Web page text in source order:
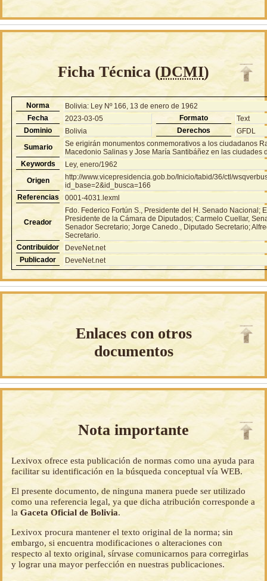
Ficha Técnica (DCMI)
Norma
Bolivia: Ley Nº 166, 13 de enero de 1962
Fecha
2023-03-05 Formato
Text
Dominio
Bolivia Derechos
GFDL
Sumario
Se erigirán monumentos conmemorativos a los ciudadanos
Macedonio Salinas y Jose María Santibáñez en las ciudades
Keywords
Ley, enero/1962
Origen
http://www.vicepresidencia.gob.bo/Inicio/tabid/36/ctl/
id_base=2&id_busca=166
Referencias
0001-4031.lexml
Creador
Fdo. Federico Fortún S., Presidente del H. Senado Nacional;
Presidente de la Cámara de Diputados; Carmelo Cuellar,
Senador Secretario; Jorge Canedo., Diputado Secretario;
Secretario.
Contribuidor
DeveNet.net
Publicador
DeveNet.net
Enlaces con otros
documentos
Nota importante
Lexivox ofrece esta publicación de normas como una ayuda para
facilitar su identificación en la búsqueda conceptual vía WEB.
El presente documento, de ninguna manera puede ser utilizado
como una referencia legal, ya que dicha atribución corresponde a
laGaceta Oficial de Bolivia.
Lexivox procura mantener el texto original de la norma; sin
embargo, si encuentra modificaciones o alteraciones con
respecto al texto original, sírvase comunicarnos para corregirlas
y lograr una mayor perfección en nuestras publicaciones.